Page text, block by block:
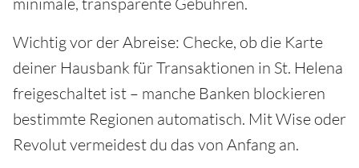
Wichtig vor der Abreise: Checke, ob die Karte
deiner Hausbank für Transaktionen in St. Helena
freigeschaltet ist – manche Banken blockieren
bestimmte Regionen automatisch. Mit Wise oder
Revolut vermeidest du das von Anfang an.